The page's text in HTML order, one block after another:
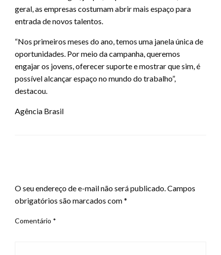
geral, as empresas costumam abrir mais espaço para
entrada de novos talentos.
“Nos primeiros meses do ano, temos uma janela única de
oportunidades. Por meio da campanha, queremos
engajar os jovens, oferecer suporte e mostrar que sim, é
possível alcançar espaço no mundo do trabalho”,
destacou.
Agência Brasil
O seu endereço de e-mail não será publicado.Campos
obrigatórios são marcados com*
Comentário *